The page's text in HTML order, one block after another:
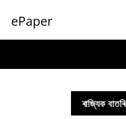
ePaper
ৰাজ্যিক বাতৰি